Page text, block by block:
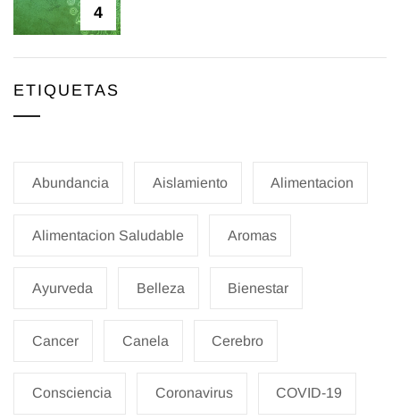
4
ETIQUETAS
Abundancia Aislamiento Alimentacion
Alimentacion Saludable Aromas
Ayurveda Belleza Bienestar
Cancer Canela Cerebro
Consciencia Coronavirus COVID-19